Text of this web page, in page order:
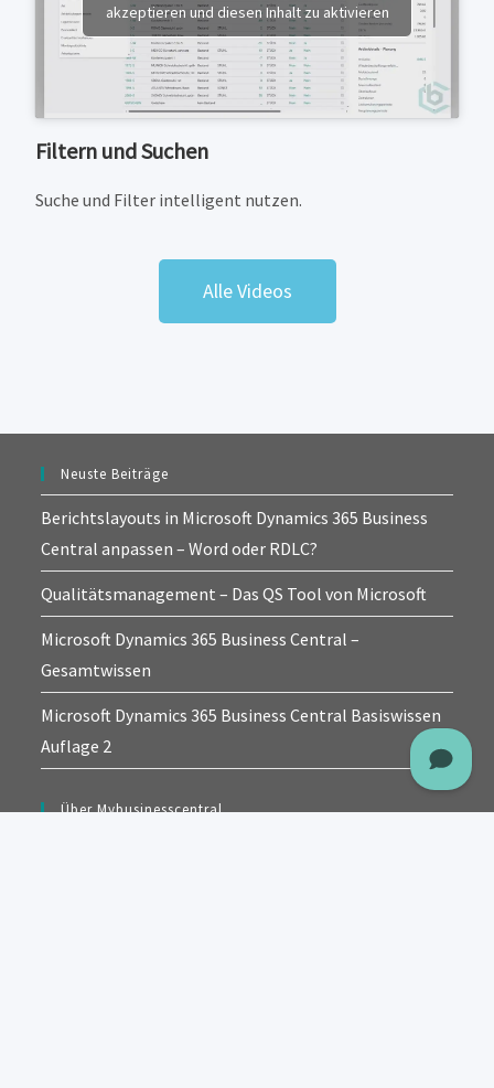
akzeptieren und diesen Inhalt zu aktivieren
Filtern und Suchen
Suche und Filter intelligent nutzen.
Alle Videos
Neuste Beiträge
Berichtslayouts in Microsoft Dynamics 365 Business
Central anpassen – Word oder RDLC?
Qualitätsmanagement – Das QS Tool von Microsoft
Microsoft Dynamics 365 Business Central –
Gesamtwissen
Microsoft Dynamics 365 Business Central Basiswissen
Auflage 2
Über Mybusinesscentral